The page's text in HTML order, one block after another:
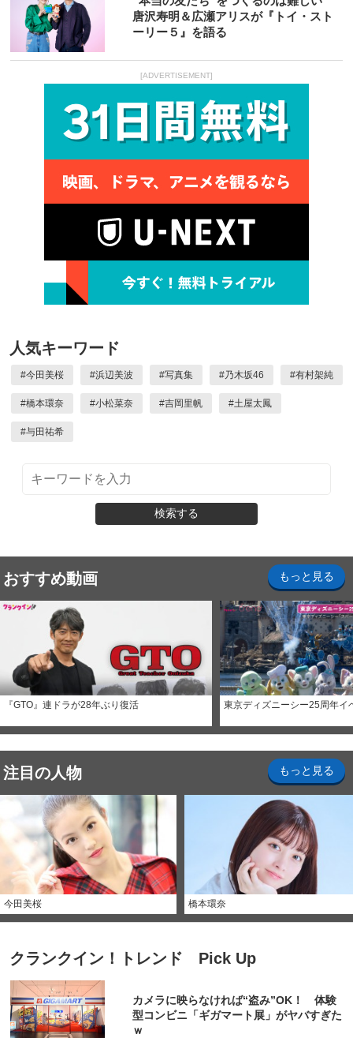
唐沢寿明＆広瀬アリスが『トイ・スト
ーリー５』を語る
[ADVERTISEMENT]
人気キーワード
#今田美桜 #浜辺美波 #写真集 #乃木坂46 #有村架純
#橋本環奈 #小松菜奈 #吉岡里帆 #土屋太鳳
#与田祐希
検索する
おすすめ動画 もっと見る
『GTO』連ドラが28年ぶり復活 東京ディズニーシー25周年イ
注目の人物 もっと見る
今田美桜 橋本環奈
クランクイン！トレンド Pick Up
カメラに映らなければ“盗み”OK！ 体験
型コンビニ「ギガマート展」がヤバすぎた
ｗ